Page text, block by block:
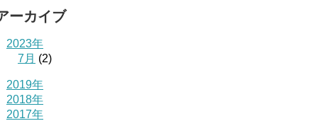
ーカイブ
2023年
7月 (2)
2019年
2018年
2017年